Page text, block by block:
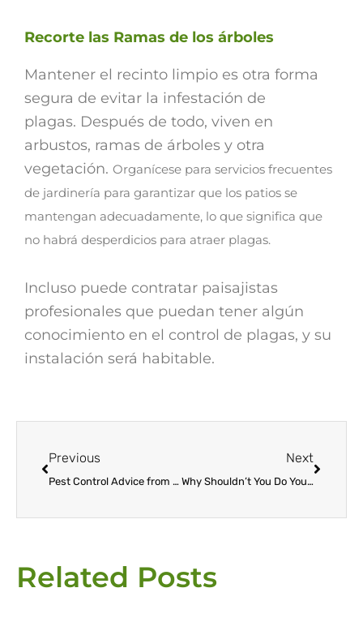
Recorte las Ramas de los árboles
Mantener el recinto limpio es otra forma
segura de evitar la infestación de
plagas. Después de todo, viven en
arbustos, ramas de árboles y otra
vegetación. Organícese para servicios frecuentes
de jardinería para garantizar que los patios se
mantengan adecuadamente, lo que significa que
no habrá desperdicios para atraer plagas.
Incluso puede contratar paisajistas
profesionales que puedan tener algún
conocimiento en el control de plagas, y su
instalación será habitable.
Previous
Pest Control Advice from the Experts
Next
Why Shouldn’t You Do Your Own Pest Control?
Related Posts